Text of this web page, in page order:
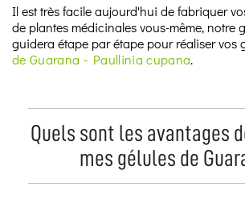
Il est très facile aujourd'hui de fabriquer
de plantes médicinales vous-même, notre
guidera étape par étape pour réaliser vos
de Guarana - Paullinia cupana.
Quels sont les avantages
mes gélules de